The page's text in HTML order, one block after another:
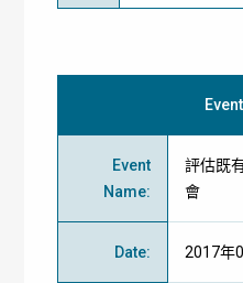
Event
Name:
評估既
會
Date: 2017年